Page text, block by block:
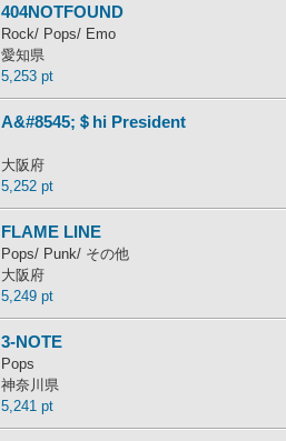
404NOTFOUND
Rock/ Pops/ Emo
愛知県
5,253 pt
A&#8545;＄hi President
大阪府
5,252 pt
FLAME LINE
Pops/ Punk/ その他
大阪府
5,249 pt
3-NOTE
Pops
神奈川県
5,241 pt